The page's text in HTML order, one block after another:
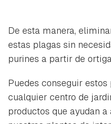
De esta manera,
estas plagas sin
purines a partir de
Puedes conseguir
cualquier centro de
productos que ayudan